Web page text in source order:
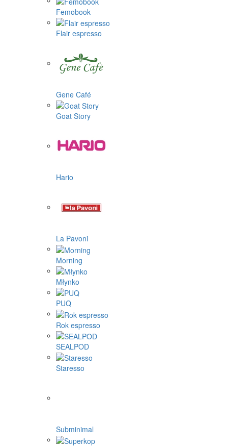
Femobook
Flair espresso
Gene Café
Goat Story
Hario
La Pavoni
Morning
Młynko
PUQ
Rok espresso
SEALPOD
Staresso
Subminimal